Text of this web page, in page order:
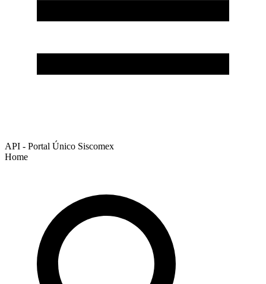
API - Portal Único Siscomex
Home